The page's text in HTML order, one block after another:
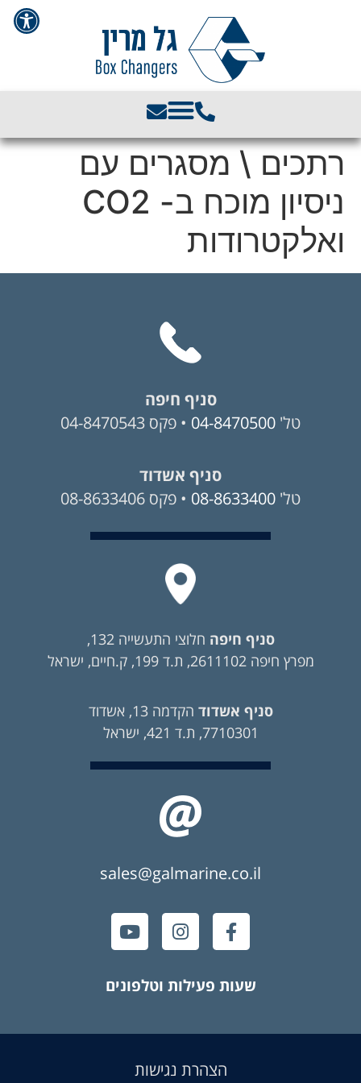
פתח
רתכים \ מסגרים עם
ניסיון מוכח ב- CO2
ואלקטרודות
סניף חיפה
טל' 04-8470500 • פקס 04-8470543
סניף אשדוד
טל' 08-8633400 • פקס 08-8633406
סניף חיפה חלוצי התעשייה 132,
מפרץ חיפה 2611102, ת.ד 199, ק.חיים, ישראל
סניף אשדוד הקדמה 13, אשדוד
7710301, ת.ד 421, ישראל
sales@galmarine.co.il
שעות פעילות וטלפונים
הצהרת נגישות